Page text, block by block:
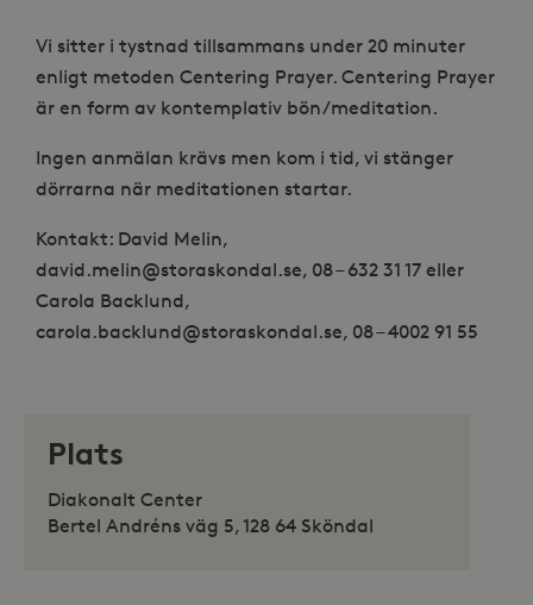
Vi sitter i tystnad tillsammans under 20 minuter
enligt metoden Centering Prayer. Centering Prayer
är en form av kontemplativ bön/meditation.
Ingen anmälan krävs men kom i tid, vi stänger
dörrarna när meditationen startar.
Kontakt: David Melin,
david.melin@storaskondal.se, 08 – 632 31 17 eller
Carola Backlund,
carola.backlund@storaskondal.se, 08 – 4002 91 55
Plats
Diakonalt Center
Bertel Andréns väg 5, 128 64 Sköndal